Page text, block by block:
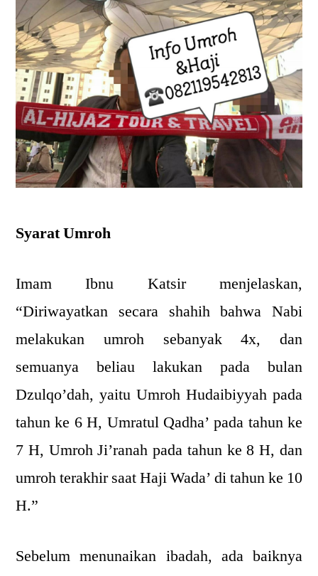
Syarat Umroh
Imam Ibnu Katsir menjelaskan,
“Diriwayatkan secara shahih bahwa Nabi
melakukan umroh sebanyak 4x, dan
semuanya beliau lakukan pada bulan
Dzulqo’dah, yaitu Umroh Hudaibiyyah pada
tahun ke 6 H, Umratul Qadha’ pada tahun ke
7 H, Umroh Ji’ranah pada tahun ke 8 H, dan
umroh terakhir saat Haji Wada’ di tahun ke 10
H.”
Sebelum menunaikan ibadah, ada baiknya